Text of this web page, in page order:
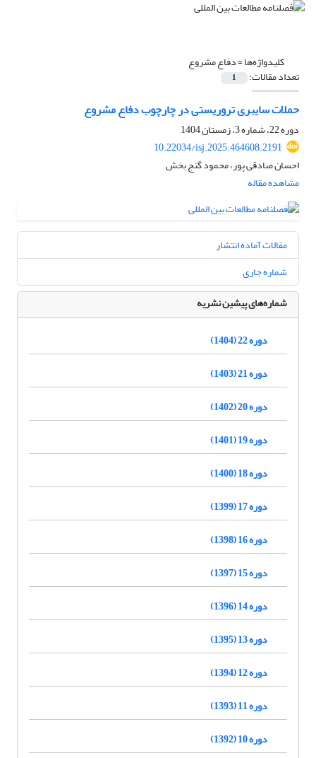
کلیدواژه‌ها =دفاع مشروع
تعداد مقالات: 1
حملات سایبری تروریستی در چارچوب دفاع مشروع
دوره 22، شماره 3، زمستان 1404
10.22034/isj.2025.464608.2191
احسان صادقی پور، محمود گنج بخش
مشاهده مقاله
مقالات آماده انتشار
شماره جاری
شماره‌های پیشین نشریه
دوره 22 (1404)
دوره 21 (1403)
دوره 20 (1402)
دوره 19 (1401)
دوره 18 (1400)
دوره 17 (1399)
دوره 16 (1398)
دوره 15 (1397)
دوره 14 (1396)
دوره 13 (1395)
دوره 12 (1394)
دوره 11 (1393)
دوره 10 (1392)